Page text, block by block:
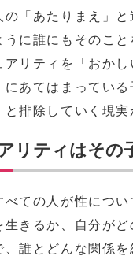
の「あたりまえ」
に誰にもそのこ
リティを「おか
にあてはまってい
排除していく現実
リティはその
べての人が性につ
生きるか、自分が
、誰とどんな関係